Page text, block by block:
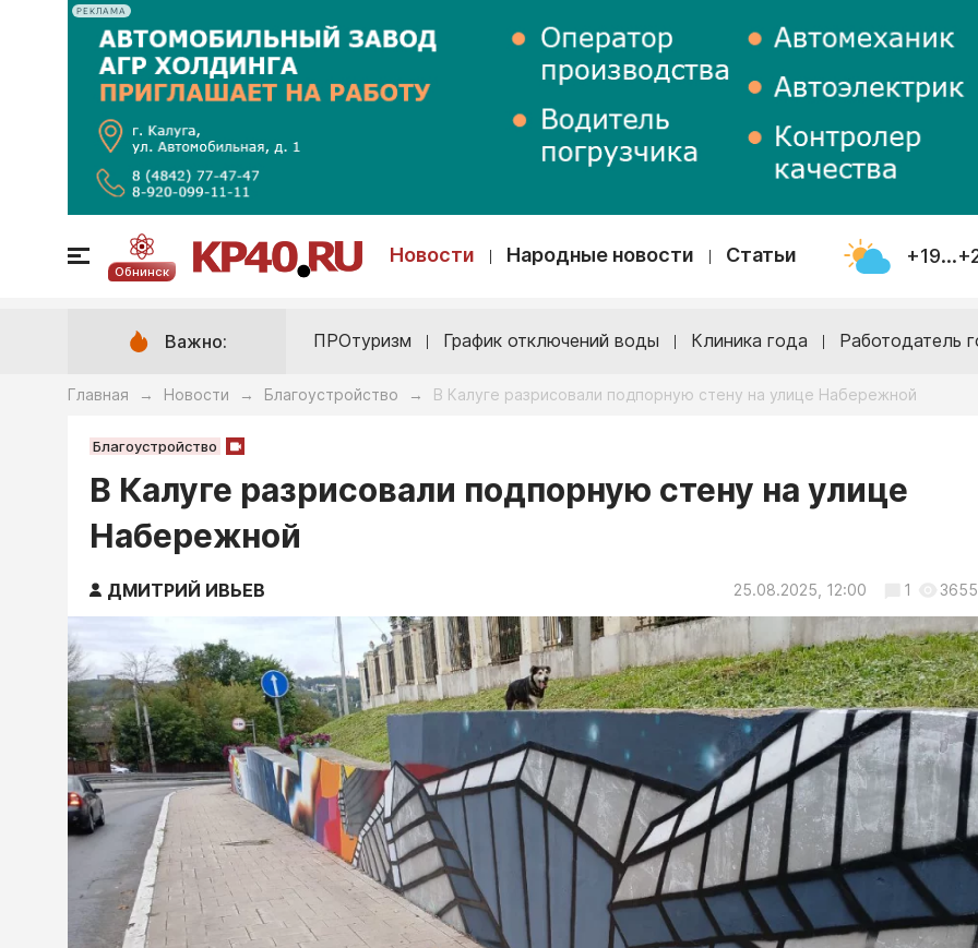
РЕКЛАМА
Обнинск
Новости Народные новости Статьи
Важно: ПРОтуризм График отключений воды Клиника года Работодатель
Главная → Новости → Благоустройство → В Калуге разрисовали подпорную стену на улице Набережной
Благоустройство
В Калуге разрисовали подпорную стену на улице
Набережной
ДМИТРИЙ ИВЬЕВ 25.08.2025, 12:00 1 3655